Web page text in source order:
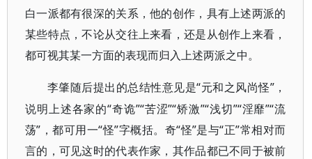
白一派都有很深的关系，他的创作，具有上述两派的
某些特点，不论从交往上来看，还是从创作上来看，
都可视其某一方面的表现而归入上述两派之中。
李肇随后提出的总结性意见是“元和之风尚怪”，
说明上述各家的“奇诡”“苦涩”“矫激”“浅切”“淫靡”“流
荡”，都可用一“怪”字概括。奇“怪”是与“正”常相对而
言的，可见这时的代表作家，其作品都已不同于被前